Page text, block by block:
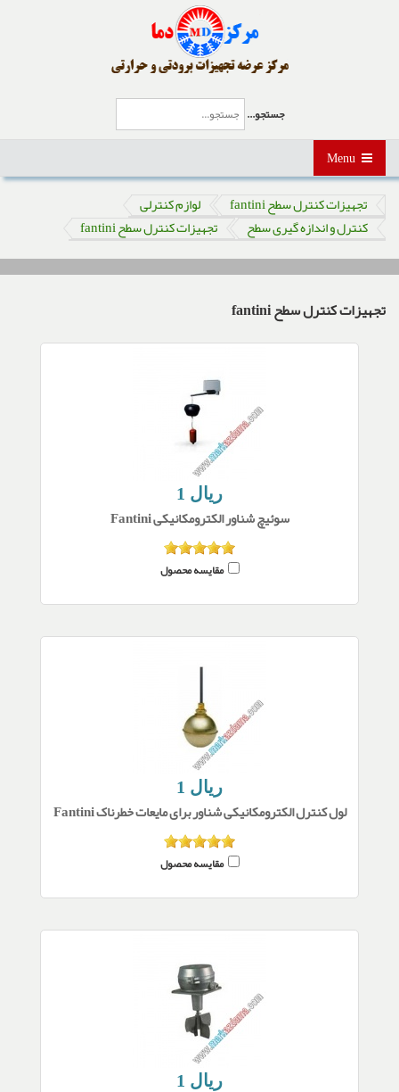
جستجو...
تجهیزات کنترل سطح fantini
لوازم کنترلی
کنترل و اندازه گیری سطح
تجهیزات کنترل سطح fantini
تجهیزات کنترل سطح fantini
1 ریال
سوئیچ شناور الکترومکانیکی Fantini
مقایسه محصول
1 ریال
لول کنترل الکترومکانیکی شناور برای مایعات خطرناک Fantini
مقایسه محصول
1 ریال